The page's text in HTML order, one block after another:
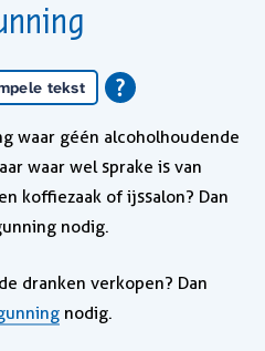
tekst
waar géén alcoholhoudende
waar wel sprake is van
koffiezaak of ijssalon? Dan
nodig.
dranken verkopen? Dan
nodig.